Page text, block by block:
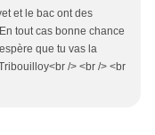
et le bac ont des
tout cas bonne chance
que tu vas la
/> <br /> <br